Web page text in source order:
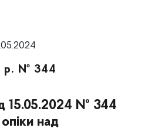
р. № 344
15.05.2024 № 344
над